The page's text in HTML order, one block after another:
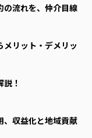
の流れを、仲介目線
メリット・デメリッ
！
、収益化と地域貢献